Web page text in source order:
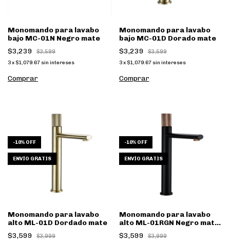
Monomando para lavabo
bajo MC-01N Negro mate
$3,239
$3,599
3x $1,079.67 sin intereses
Monomando para lavabo
bajo MC-01D Dorado mate
$3,239
$3,599
3 x $1,079.67 sin intereses
-10% OFF
ENVÍO GRATIS
Monomando para lavabo
alto ML-01D Dordado mate
$3,599
$3,999
-10% OFF
ENVÍO GRATIS
Monomando para lavabo
alto ML-01RGN Negro mate
y Rose gold
$3,599 $3,999